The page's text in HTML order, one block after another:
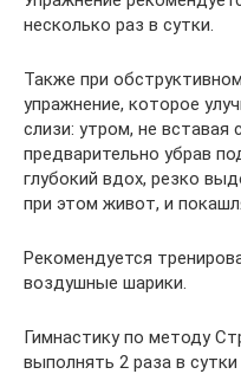
несколько раз в сутки.
Также при
упражнение, которое
слизи: утром, не вставая
предварительно убрав
глубокий вдох, резко
при этом живот, и
Рекомендуется
воздушные шарики.
Гимнастику по методу
выполнять 2 раза в